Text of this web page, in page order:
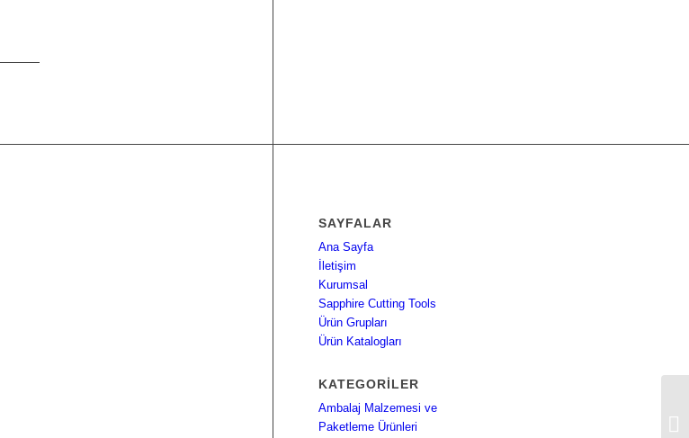
SAYFALAR
Ana Sayfa
İletişim
Kurumsal
Sapphire Cutting Tools
Ürün Grupları
Ürün Katalogları
KATEGORILER
Ambalaj Malzemesi ve
Paketleme Ürünleri